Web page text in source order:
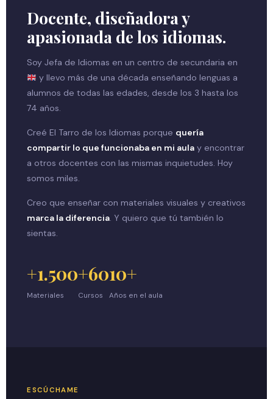
Docente, diseñadora y
apasionada de los idiomas.
Soy Jefa de Idiomas en un centro de secundaria en
y llevo más de una década enseñando lenguas a
alumnos de todas las edades, desde los 3 hasta los
74 años.
Creé El Tarro de los Idiomas porque quería
compartir lo que funcionaba en mi aula y encontrar
a otros docentes con las mismas inquietudes. Hoy
somos miles.
Creo que enseñar con materiales visuales y creativos
marca la diferencia. Y quiero que tú también lo
sientas.
+1.500
Materiales
+60
Cursos
10+
Años en el aula
ESCÚCHAME